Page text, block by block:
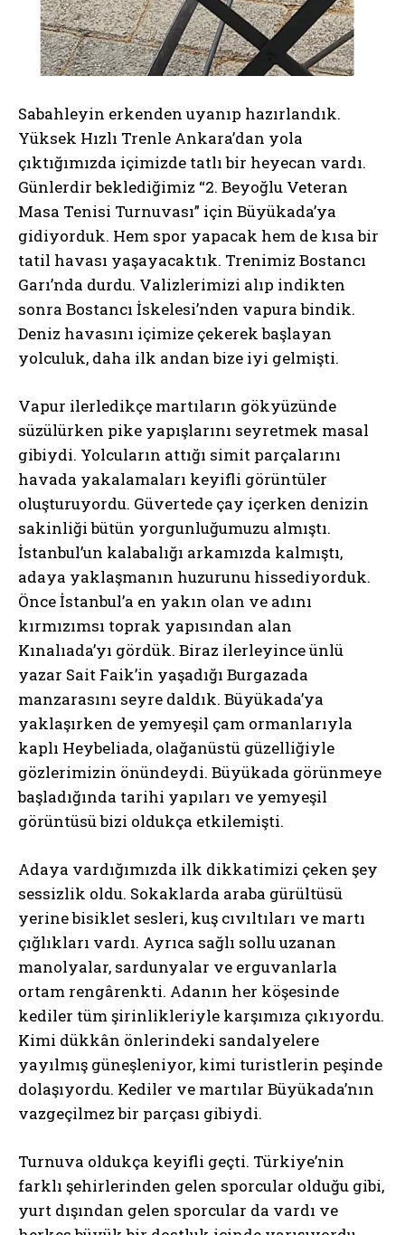
Sabahleyin erkenden uyanıp hazırlandık.
Yüksek Hızlı Trenle Ankara’dan yola
çıktığımızda içimizde tatlı bir heyecan vardı.
Günlerdir beklediğimiz “2. Beyoğlu Veteran
Masa Tenisi Turnuvası” için Büyükada’ya
gidiyorduk. Hem spor yapacak hem de kısa bir
tatil havası yaşayacaktık. Trenimiz Bostancı
Garı’nda durdu. Valizlerimizi alıp indikten
sonra Bostancı İskelesi’nden vapura bindik.
Deniz havasını içimize çekerek başlayan
yolculuk, daha ilk andan bize iyi gelmişti.
Vapur ilerledikçe martıların gökyüzünde
süzülürken pike yapışlarını seyretmek masal
gibiydi. Yolcuların attığı simit parçalarını
havada yakalamaları keyifli görüntüler
oluşturuyordu. Güvertede çay içerken denizin
sakinliği bütün yorgunluğumuzu almıştı.
İstanbul’un kalabalığı arkamızda kalmıştı,
adaya yaklaşmanın huzurunu hissediyorduk.
Önce İstanbul’a en yakın olan ve adını
kırmızımsı toprak yapısından alan
Kınalıada’yı gördük. Biraz ilerleyince ünlü
yazar Sait Faik’in yaşadığı Burgazada
manzarasını seyre daldık. Büyükada’ya
yaklaşırken de yemyeşil çam ormanlarıyla
kaplı Heybeliada, olağanüstü güzelliğiyle
gözlerimizin önündeydi. Büyükada görünmeye
başladığında tarihi yapıları ve yemyeşil
görüntüsü bizi oldukça etkilemişti.
Adaya vardığımızda ilk dikkatimizi çeken şey
sessizlik oldu. Sokaklarda araba gürültüsü
yerine bisiklet sesleri, kuş cıvıltıları ve martı
çığlıkları vardı. Ayrıca sağlı sollu uzanan
manolyalar, sardunyalar ve erguvanlarla
ortam rengârenkti. Adanın her köşesinde
kediler tüm şirinlikleriyle karşımıza çıkıyordu.
Kimi dükkân önlerindeki sandalyelere
yayılmış güneşleniyor, kimi turistlerin peşinde
dolaşıyordu. Kediler ve martılar Büyükada’nın
vazgeçilmez bir parçası gibiydi.
Turnuva oldukça keyifli geçti. Türkiye’nin
farklı şehirlerinden gelen sporcular olduğu gibi,
yurt dışından gelen sporcular da vardı ve